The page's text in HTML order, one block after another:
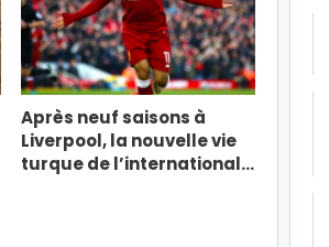
Après neuf saisons à
Liverpool, la nouvelle vie
turque de l’international…